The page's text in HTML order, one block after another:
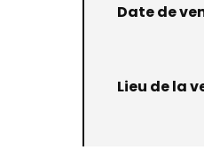
Date de
Lieu de la